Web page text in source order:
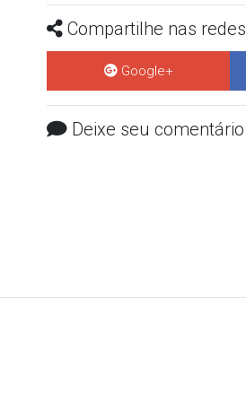
Compartilhe nas redes
Google+
Deixe seu comentário